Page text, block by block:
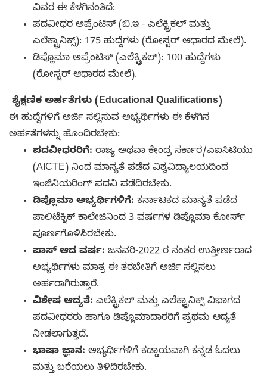
ವಿವರ ಈ ಕೆಳಗಿನಂತಿದೆ:
ಪದವೀಧರ ಅಪ್ರೆಂಟಿಸ್ (ಬಿ.ಇ - ಎಲೆಕ್ಟ್ರಿಕಲ್ ಮತ್ತು
ಎಲೆಕ್ಟ್ರಾನಿಕ್ಸ್): 175 ಹುದ್ದೆಗಳು (ರೋಸ್ಟರ್ ಆಧಾರದ ಮೇಲೆ).
ಡಿಪ್ಲೊಮಾ ಅಪ್ರೆಂಟಿಸ್ (ಎಲೆಕ್ಟ್ರಿಕಲ್): 100 ಹುದ್ದೆಗಳು
(ರೋಸ್ಟರ್ ಆಧಾರದ ಮೇಲೆ).
ಶೈಕ್ಷಣಿಕ ಅರ್ಹತೆಗಳು (Educational Qualifications)
ಈ ಹುದ್ದೆಗಳಿಗೆ ಅರ್ಜಿ ಸಲ್ಲಿಸುವ ಅಭ್ಯರ್ಥಿಗಳು ಈ ಕೆಳಗಿನ
ಅರ್ಹತೆಗಳನ್ನು ಹೊಂದಿರಬೇಕು:
ಪದವೀಧರರಿಗೆ: ರಾಜ್ಯ ಅಥವಾ ಕೇಂದ್ರ ಸರ್ಕಾರ/ಎಐಸಿಟಿಯು
(AICTE) ನಿಂದ ಮಾನ್ಯತೆ ಪಡೆದ ವಿಶ್ವವಿದ್ಯಾಲಯದಿಂದ
ಇಂಜಿನಿಯರಿಂಗ್ ಪದವಿ ಪಡೆದಿರಬೇಕು.
ಡಿಪ್ಲೊಮಾ ಅಭ್ಯರ್ಥಿಗಳಿಗೆ: ಕರ್ನಾಟಕದ ಮಾನ್ಯತೆ ಪಡೆದ
ಪಾಲಿಟೆಕ್ನಿಕ್ ಕಾಲೇಜಿನಿಂದ 3 ವರ್ಷಗಳ ಡಿಪ್ಲೊಮಾ ಕೋರ್ಸ್
ಪೂರ್ಣಗೊಳಿಸಿರಬೇಕು.
ಪಾಸ್ ಆದ ವರ್ಷ: ಜನವರಿ-2022 ರ ನಂತರ ಉತ್ತೀರ್ಣರಾದ
ಅಭ್ಯರ್ಥಿಗಳು ಮಾತ್ರ ಈ ತರಬೇತಿಗೆ ಅರ್ಜಿ ಸಲ್ಲಿಸಲು
ಅರ್ಹರಾಗಿರುತ್ತಾರೆ.
ವಿಶೇಷ ಆದ್ಯತೆ: ಎಲೆಕ್ಟ್ರಿಕಲ್ ಮತ್ತು ಎಲೆಕ್ಟ್ರಾನಿಕ್ಸ್ ವಿಭಾಗದ
ಪದವೀಧರರು ಹಾಗೂ ಡಿಪ್ಲೊಮಾದಾರರಿಗೆ ಪ್ರಥಮ ಆದ್ಯತೆ
ನೀಡಲಾಗುತ್ತದೆ.
ಭಾಷಾ ಜ್ಞಾನ: ಅಭ್ಯರ್ಥಿಗಳಿಗೆ ಕಡ್ಡಾಯವಾಗಿ ಕನ್ನಡ ಓದಲು
ಮತ್ತು ಬರೆಯಲು ತಿಳಿದಿರಬೇಕು.